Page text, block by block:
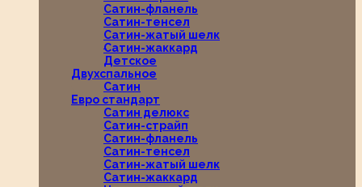
Сатин-фланель
Сатин-тенсел
Сатин-жатый шелк
Сатин-жаккард
Детское
Двухспальное
Сатин
Евро стандарт
Сатин делюкс
Сатин-страйп
Сатин-фланель
Сатин-тенсел
Сатин-жатый шелк
Сатин-жаккард